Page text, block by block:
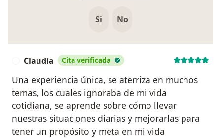
Si No
Claudia Cita verificada
Una experiencia única, se aterriza en muchos
temas, los cuales ignoraba de mi vida
cotidiana, se aprende sobre cómo llevar
nuestras situaciones diarias y mejorarlas para
tener un propósito y meta en mi vida